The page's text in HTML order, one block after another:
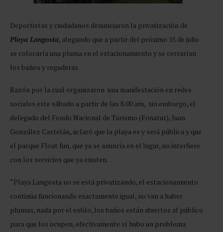
Deportistas y ciudadanos denunciaron la privatización de
Playa Langosta, alegando que a partir del próximo 15 de julio
se colocaría una pluma en el estacionamiento y se cerrarían
los baños y regaderas
Razón por la cual organizaron una manifestación en redes
sociales este sábado a partir de las 8:00 am, sin embargo, el
delegado del Fondo Nacional de Turismo (Fonatur), Juan
González Castelán, aclaró que la playa es y será pública y que
el parque Float fun, que ya se anuncia en el lugar, no interfiere
con los servicios que ya existen.
“Playa Langosta no se está privatizando, el estacionamiento
continúa funcionando exactamente igual, no van a haber
plumas, nada por el estilo, los baños están abiertos al público
para que los ocupen, efectivamente sí hubo un problema